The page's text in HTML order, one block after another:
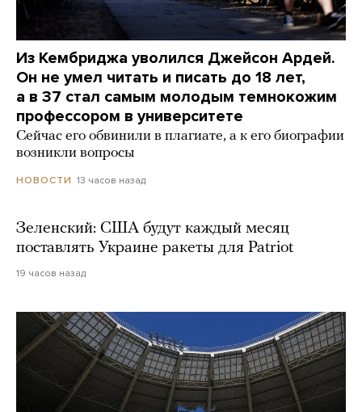
Из Кембриджа уволился Джейсон Ардей.
Он не умел читать и писать до 18 лет,
а в 37 стал самым молодым темнокожим
профессором в университете
Сейчас его обвинили в плагиате, а к его биографии
возникли вопросы
НОВОСТИ 13 часов назад
Зеленский: США будут каждый месяц
поставлять Украине ракеты для Patriot
19 часов назад